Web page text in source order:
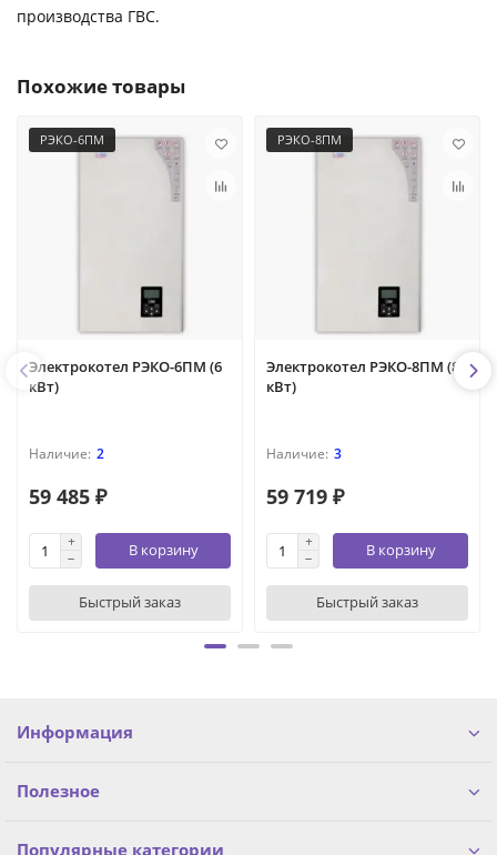
производства ГВС.
Похожие товары
РЭКО-6ПМ
Электрокотел РЭКО-6ПМ (6
кВт)
2
59 485 ₽
В корзину
Быстрый заказ
РЭКО-8ПМ
Электрокотел РЭКО-8ПМ (8
кВт)
3
59 719 ₽
В корзину
Быстрый заказ
Информация
Полезное
Популярные категории